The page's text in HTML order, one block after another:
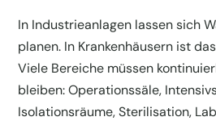
In Industrieanlagen lassen sich
planen. In Krankenhäusern ist
Viele Bereiche müssen
bleiben: Operationssäle,
Isolationsräume, Sterilisation,